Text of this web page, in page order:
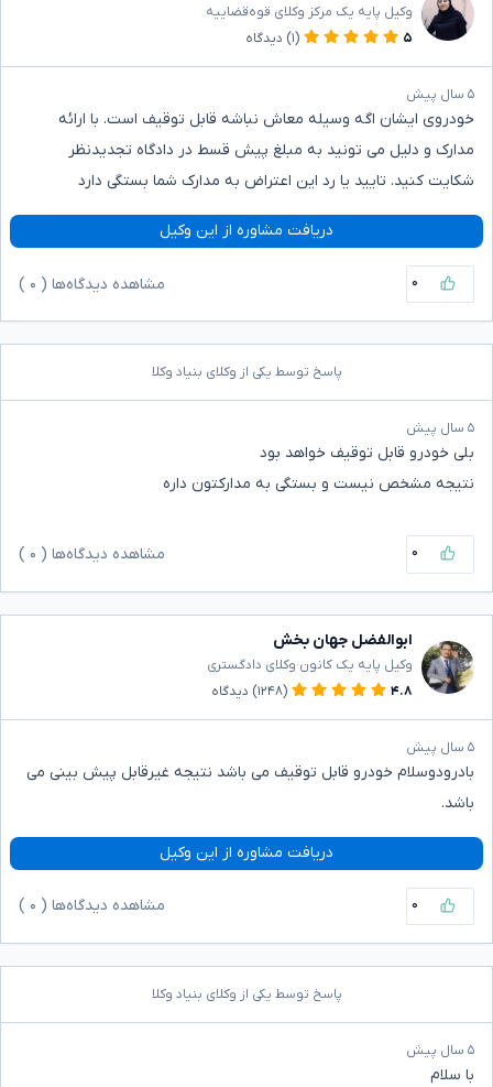
وکیل پایه یک مرکز وکلای قوه‌قضاییه
۵
(۱) دیدگاه
۵ سال پیش
خودروی ایشان اگه وسیله معاش نباشه قابل توقیف است. با ارائه
مدارک و دلیل می تونید به مبلغ پیش قسط در دادگاه تجدیدنظر
شکایت کنید. تایید یا رد این اعتراض به مدارک شما بستگی دارد
دریافت مشاوره از این وکیل
۰ مشاهده دیدگاه‌ها ( ۰
پاسخ توسط یکی از وکلای بنیاد وکلا
۵ سال پیش
بلی خودرو قابل توقیف خواهد بود
نتیجه مشخص نیست و بستگی به مدارکتون داره
۰ مشاهده دیدگاه‌ها ( ۰
ابوالفضل جهان بخش
وکیل پایه یک کانون وکلای دادگستری
۴.۸
(۱۲۴۸) دیدگاه
۵ سال پیش
بادرودوسلام خودرو قابل توقیف می باشد نتیجه غیرقابل پیش بینی می
باشد.
دریافت مشاوره از این وکیل
۰ مشاهده دیدگاه‌ها ( ۰
پاسخ توسط یکی از وکلای بنیاد وکلا
۵ سال پیش
با سلام